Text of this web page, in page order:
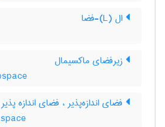
ال (L)-فضا
زیرفضای ماکسیمال
فضای اندازه‌پذیر ، فضای اندازه پذیر